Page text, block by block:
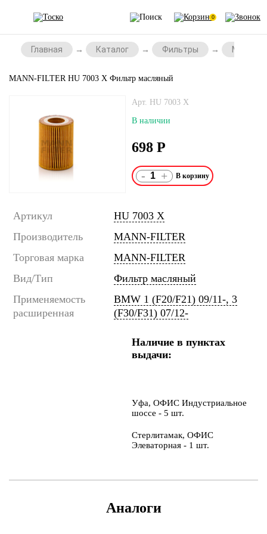
0
Главная Каталог Фильтры
MANN-FILTER HU 7003 X Фильтр масляный
Арт. HU 7003 X
В наличии
698 Р
- +
Артикул
HU 7003 X
Производитель
MANN-FILTER
Торговая марка
MANN-FILTER
Вид/Тип
Фильтр масляный
Применяемость
расширенная
BMW 1 (F20/F21) 09/11-, 3
(F30/F31) 07/12-
Наличие в пунктах
выдачи:
Уфа, ОФИС Индустриальное
шоссе - 5 шт.
Стерлитамак, ОФИС
Элеваторная - 1 шт.
Аналоги